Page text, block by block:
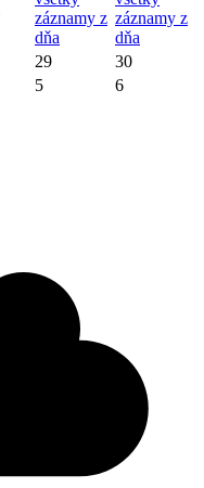
záznamy z
dňa
záznamy z
dňa
29
30
5 6